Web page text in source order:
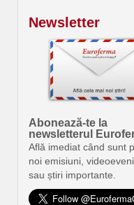
Newsletter
Abonează-te la
newsletterul
Află imediat când sunt
noi emisiuni,
sau știri importante.